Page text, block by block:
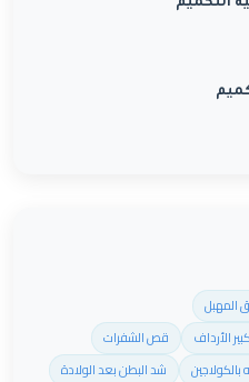
التكميم
المهبل
الأرداف
قص الشفرات
شد البطن بعد الولادة